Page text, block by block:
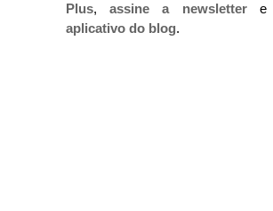
Plus,assine a newslettere
aplicativo do blog.